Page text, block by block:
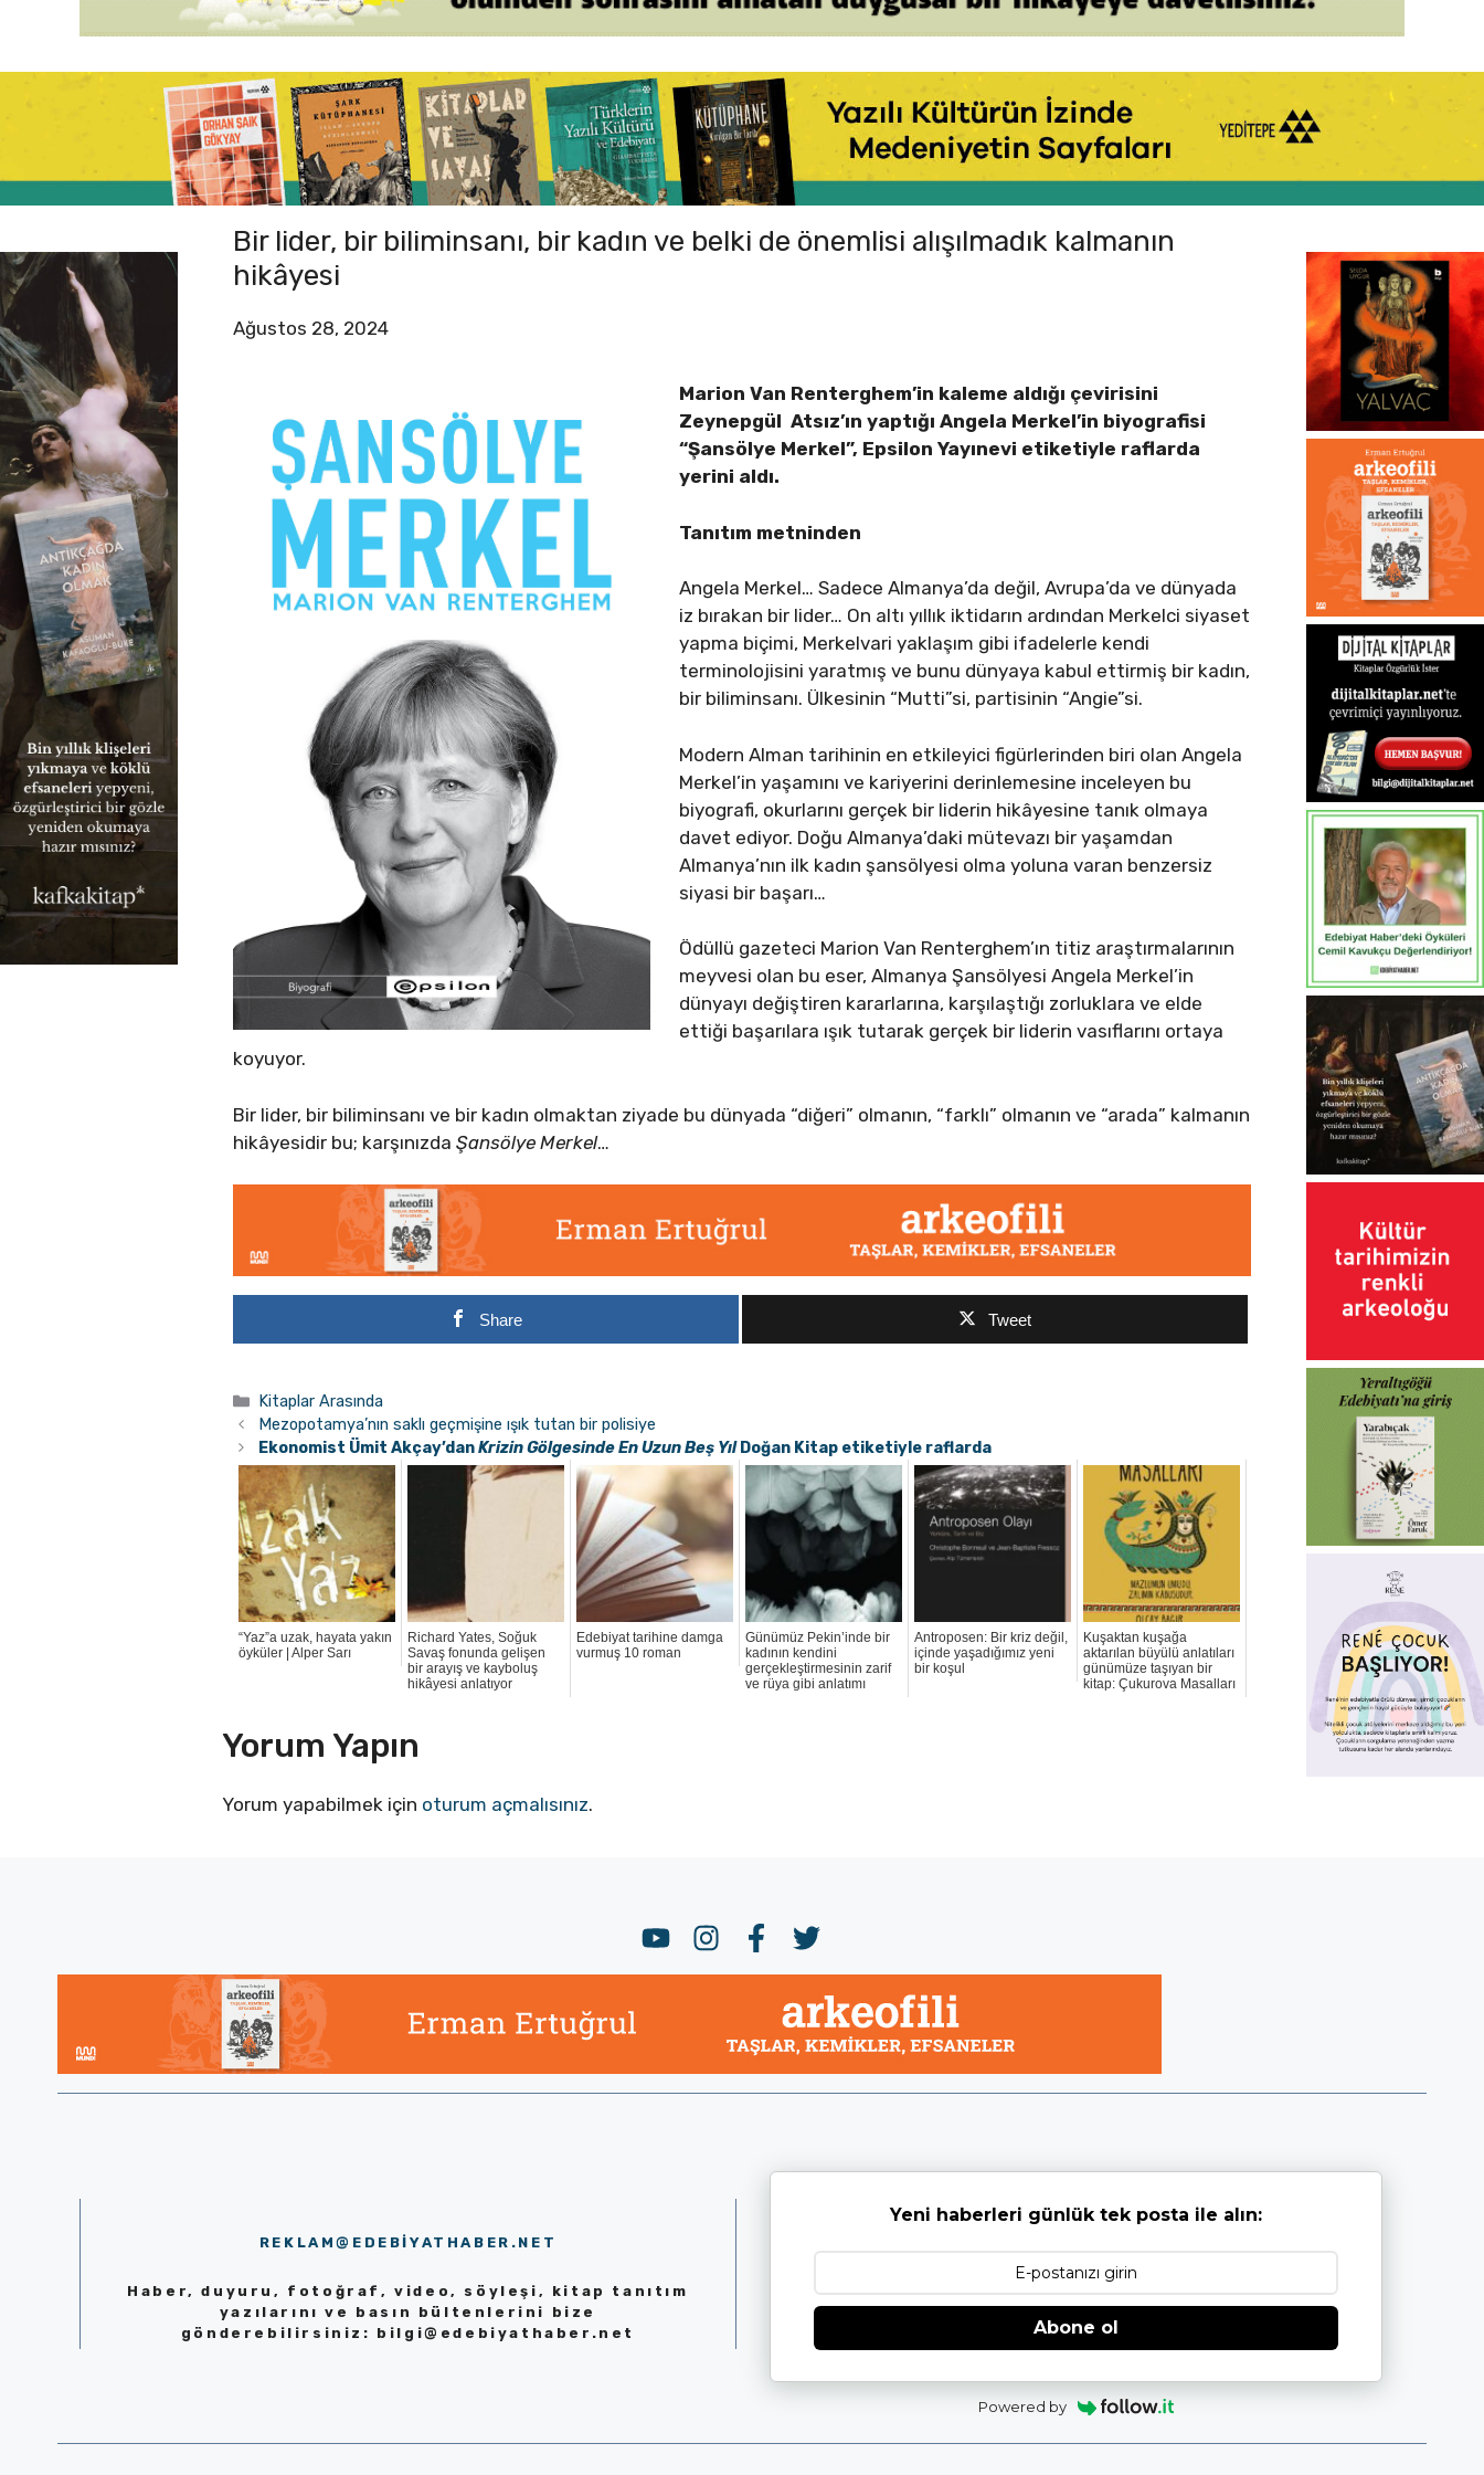
Bir lider, bir biliminsanı, bir kadın ve belki de önemlisi alışılmadık kalmanın
hikâyesi
Ağustos 28, 2024
Marion Van Renterghem’in kaleme aldığı çevirisini
Zeynepgül Atsız’ın yaptığı Angela Merkel’in biyografisi
“Şansölye Merkel”, Epsilon Yayınevi etiketiyle raflarda
yerini aldı.
Tanıtım metninden
Angela Merkel… Sadece Almanya’da değil, Avrupa’da ve dünyada
iz bırakan bir lider… On altı yıllık iktidarın ardından Merkelci siyaset
yapma biçimi, Merkelvari yaklaşım gibi ifadelerle kendi
terminolojisini yaratmış ve bunu dünyaya kabul ettirmiş bir kadın,
bir biliminsanı. Ülkesinin “Mutti”si, partisinin “Angie”si.
Modern Alman tarihinin en etkileyici figürlerinden biri olan Angela
Merkel’in yaşamını ve kariyerini derinlemesine inceleyen bu
biyografi, okurlarını gerçek bir liderin hikâyesine tanık olmaya
davet ediyor. Doğu Almanya’daki mütevazı bir yaşamdan
Almanya’nın ilk kadın şansölyesi olma yoluna varan benzersiz
siyasi bir başarı…
Ödüllü gazeteci Marion Van Renterghem’ın titiz araştırmalarının
meyvesi olan bu eser, Almanya Şansölyesi Angela Merkel’in
dünyayı değiştiren kararlarına, karşılaştığı zorluklara ve elde
ettiği başarılara ışık tutarak gerçek bir liderin vasıflarını ortaya
koyuyor.
Bir lider, bir biliminsanı ve bir kadın olmaktan ziyade bu dünyada “diğeri” olmanın, “farklı” olmanın ve “arada” kalmanın
hikâyesidir bu; karşınızdaŞansölye Merkel…
Share Tweet
Kategoriler
Kitaplar Arasında
Mezopotamya’nın saklı geçmişine ışık tutan bir polisiye
Ekonomist Ümit Akçay’danKrizin Gölgesinde En Uzun Beş YılDoğan Kitap etiketiyle raflarda
“Yaz”a uzak, hayata yakın
öyküler | Alper Sarı
Richard Yates, Soğuk
Savaş fonunda gelişen
bir arayış ve kayboluş
hikâyesi anlatıyor
Edebiyat tarihine damga
vurmuş 10 roman
Günümüz Pekin’inde bir
kadının kendini
gerçekleştirmesinin zarif
ve rüya gibi anlatımı
Antroposen: Bir kriz değil,
içinde yaşadığımız yeni
bir koşul
Kuşaktan kuşağa
aktarılan büyülü anlatıları
günümüze taşıyan bir
kitap: Çukurova Masalları
Yorum Yapın
Yorum yapabilmek için oturum açmalısınız.
REKLAM@EDEBIYATHABER.NET
Haber, duyuru, fotoğraf, video, söyleşi, kitap tanıtım
yazılarını ve basın bültenlerini bize
gönderebilirsiniz: bilgi@edebiyathaber.net
Yeni haberleri günlük tek posta ile alın:
Abone ol
Powered by